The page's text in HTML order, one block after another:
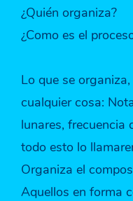
¿Quién organiza?
¿Como es el
Lo que se
cualquier cosa:
lunares, frecuencia
todo esto lo
Organiza el
Aquellos en forma